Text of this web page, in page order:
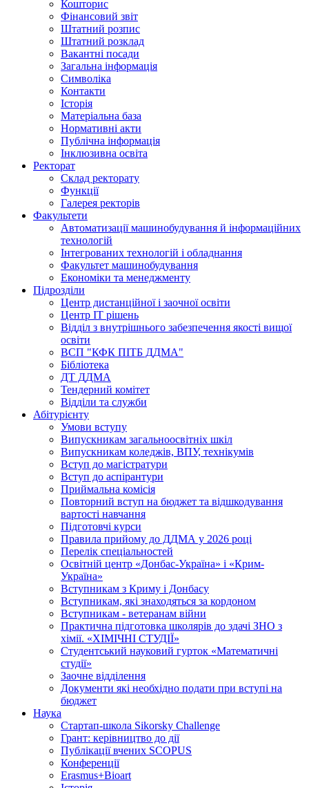
Кошторис
Фінансовий звіт
Штатний розпис
Штатний розклад
Вакантні посади
Загальна інформація
Символіка
Контакти
Історія
Матеріальна база
Нормативні акти
Публічна інформація
Інклюзивна освіта
Ректорат
Склад ректорату
Функції
Галерея ректорів
Факультети
Автоматизації машинобудування й інформаційних
технологій
Інтегрованих технологій і обладнання
Факультет машинобудування
Економіки та менеджменту
Підрозділи
Центр дистанційної і заочної освіти
Центр ІТ рішень
Відділ з внутрішнього забезпечення якості вищої
освіти
ВСП "КФК ПІТБ ДДМА"
Бібліотека
ДТ ДДМА
Тендерний комітет
Відділи та служби
Абітурієнту
Умови вступу
Випускникам загальноосвітніх шкіл
Випускникам коледжів, ВПУ, технікумів
Вступ до магістратури
Вступ до аспірантури
Приймальна комісія
Повторний вступ на бюджет та відшкодування
вартості навчання
Підготовчі курси
Правила прийому до ДДМА у 2026 році
Перелік спеціальностей
Освітній центр «Донбас-Україна» і «Крим-
Україна»
Вступникам з Криму і Донбасу
Вступникам, які знаходяться за кордоном
Вступникам - ветеранам війни
Практична підготовка школярів до здачі ЗНО з
хімії. «ХІМІЧНІ СТУДІЇ»
Студентський науковий гурток «Математичні
студії»
Заочне відділення
Документи які необхідно подати при вступі на
бюджет
Наука
Стартап-школа Sikorsky Challenge
Грант: керівництво до дії
Публікації вчених SCOPUS
Конференції
Erasmus+Bioart